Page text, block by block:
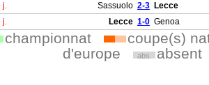
j. Sassuolo 2-3 Lecce
j. Lecce 1-0 Genoa
championnat
coupe(s)
d'europe
abs. absent